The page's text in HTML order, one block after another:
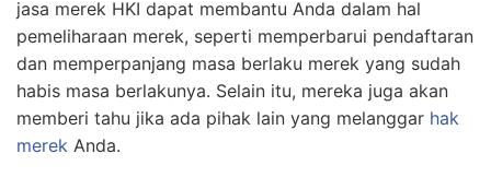
jasa merek HKI dapat membantu Anda dalam hal
pemeliharaan merek, seperti memperbarui pendaftaran
dan memperpanjang masa berlaku merek yang sudah
habis masa berlakunya. Selain itu, mereka juga akan
memberi tahu jika ada pihak lain yang melanggar hak
merek Anda.